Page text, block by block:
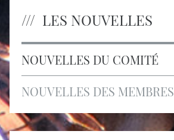
LES NOUVELLES
NOUVELLES DU COMITÉ
NOUVELLES DES MEMBRES